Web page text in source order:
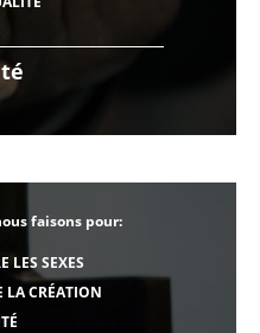
faisons pour:
LES SEXES
LA CRÉATION